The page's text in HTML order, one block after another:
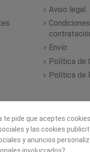
Aviso legal
Envío
Política de
Política de
te pide que aceptes
y las cookies
y anuncios